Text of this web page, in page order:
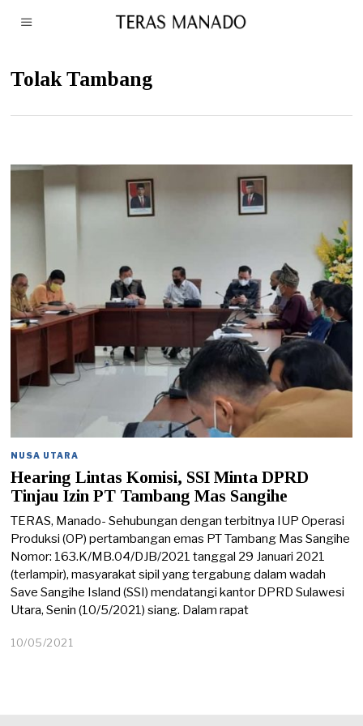
Tolak Tambang
NUSA UTARA
Hearing Lintas Komisi, SSI Minta DPRD
Tinjau Izin PT Tambang Mas Sangihe
TERAS, Manado- Sehubungan dengan terbitnya IUP Operasi
Produksi (OP) pertambangan emas PT Tambang Mas Sangihe
Nomor: 163.K/MB.04/DJB/2021 tanggal 29 Januari 2021
(terlampir), masyarakat sipil yang tergabung dalam wadah
Save Sangihe Island (SSI) mendatangi kantor DPRD Sulawesi
Utara, Senin (10/5/2021) siang. Dalam rapat
10/05/2021